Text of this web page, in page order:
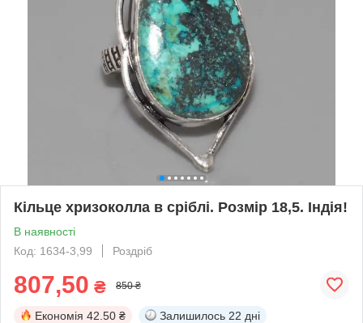
Кільце хризоколла в сріблі. Розмір 18,5. Індія!
В наявності
Код: 1634-3,99
Роздріб
807,50 ₴ 850 ₴
Економія 42.50 ₴ Залишилось 22 дні